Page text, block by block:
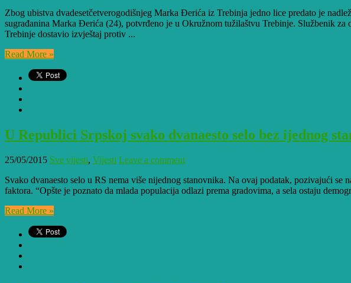
Zbog ubistva dvadesetčetverogodišnjeg Marka Đerića iz Trebinja jedno lice predato je
sugrađanina Marka Đerića (24), potvrđeno je u Okružnom tužilaštvu Trebinje. Službenik
Trebinje dostavio izvještaj protiv ...
Read More »
U Republici Srpskoj svako dvanaesto selo bez ijednog
25/05/2015 Sve vijesti, Vijesti Leave a comment
Svako dvanaesto selo u RS nema više nijednog stanovnika. Na ovaj podatak, pozivajući
faktora. “Opšte je poznato da mlada populacija odlazi prema gradovima, a sela ostaju
Read More »